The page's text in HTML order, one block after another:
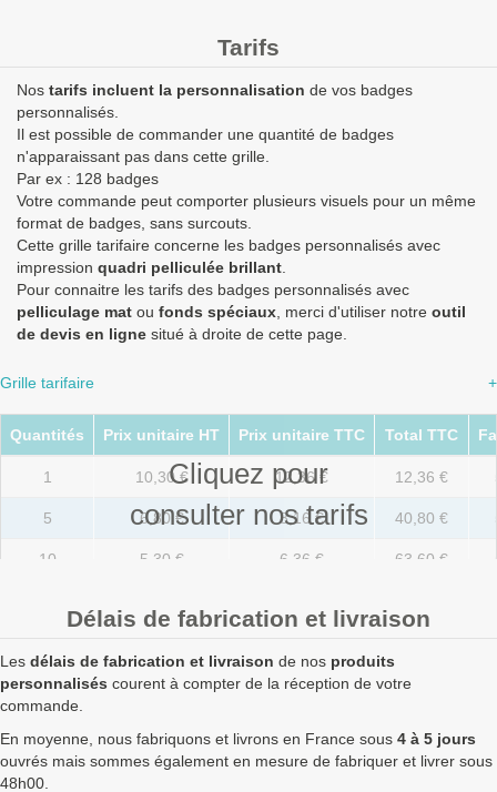
Tarifs
Nos tarifs incluent la personnalisation de vos badges
personnalisés.
Il est possible de commander une quantité de badges
n'apparaissant pas dans cette grille.
Par ex : 128 badges
Votre commande peut comporter plusieurs visuels pour un même
format de badges, sans surcouts.
Cette grille tarifaire concerne les badges personnalisés avec
impression quadri pelliculée brillant
Pour connaitre les tarifs des badges personnalisés avec
pelliculage mat ou fonds spéciaux , merci d'utiliser notre outil
de devis en ligne situé à droite de cette page.
Grille tarifaire +
Cliquez pour
consulter nos tarifs
Quantités Prix unitaire HT Prix unitaire TTC Total TTC
1 10,30 € 12,36 € 12,36 €
5 6,80 € 8,16 € 40,80 €
10 5,30 € 6,36 € 63,60 €
100 1,90 € 2,28 € 228,00 €
500 1,47 € 1,76 € 882,00 €
Délais de fabrication et livraison
Les délais de fabrication et livraison de nos produits
personnalisés courent à compter de la réception de votre
commande.
En moyenne, nous fabriquons et livrons en France sous 4 à 5 jours
ouvrés mais sommes également en mesure de fabriquer et livrer sous
48h00.